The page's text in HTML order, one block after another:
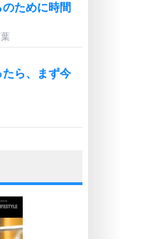
ために時間
たら、まず今
ない。